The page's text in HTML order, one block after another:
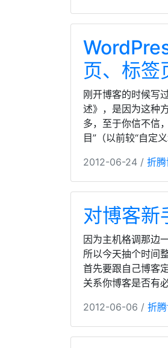
页、标签
刚开博客的时候写
述》，是因为这种
多，至于你信不信
目”（以前较“自定
2012-06-24 / 折
对博客新
因为主机格调那边
所以今天抽个时间
首先要跟自己博客
关系你博客是否有
2012-06-06 / 折